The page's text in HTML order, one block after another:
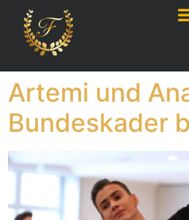
Artemi und
Bundeskader